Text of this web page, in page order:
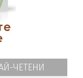
ЧЕТЕНИ